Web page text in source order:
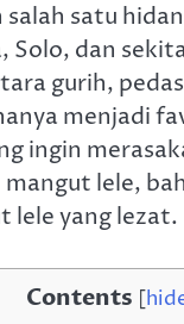
satu
Solo, dan
gurih,
menjadi
ingin
lele,
lele yang lezat.
Contents [